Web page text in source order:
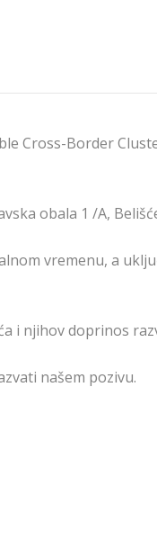
Cross-Border
obala 1 /A,
vremenu, a
i njihov doprinos
našem pozivu.